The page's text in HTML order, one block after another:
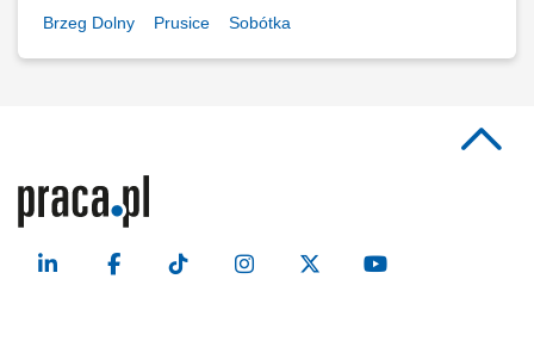
Brzeg Dolny Prusice Sobótka